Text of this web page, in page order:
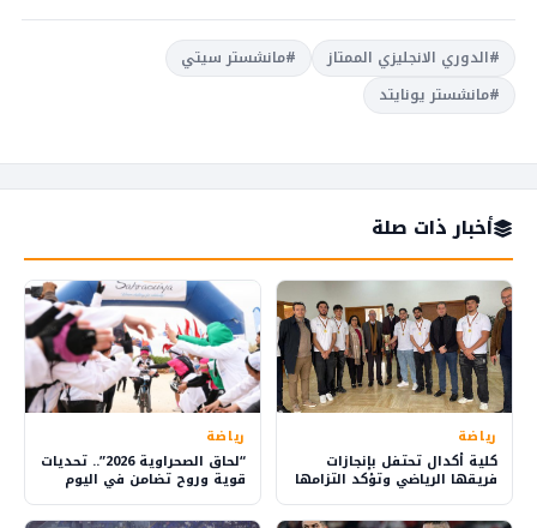
#الدوري الانجليزي الممتاز
#مانشستر سيتي
#مانشستر يونايتد
أخبار ذات صلة
رياضة
كلية أكدال تحتفل بإنجازات
فريقها الرياضي وتؤكد التزامها
بالتميز الطلابي والبحث العلمي
رياضة
“لحاق الصحراوية 2026”.. تحديات
قوية وروح تضامن في اليوم
الثالث بالداخلة